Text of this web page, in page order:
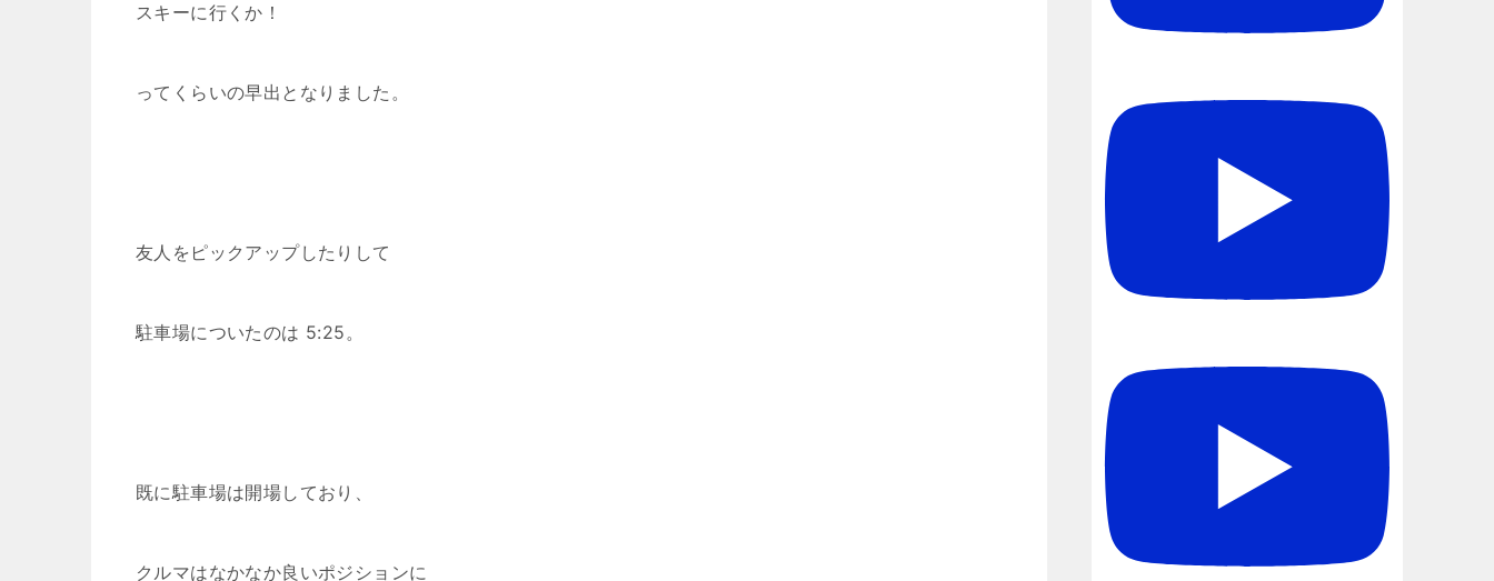
スキーに行くか！
ってくらいの早出となりました。
友人をピックアップしたりして
駐車場についたのは 5:25。
既に駐車場は開場しており、
クルマはなかなか良いポジションに